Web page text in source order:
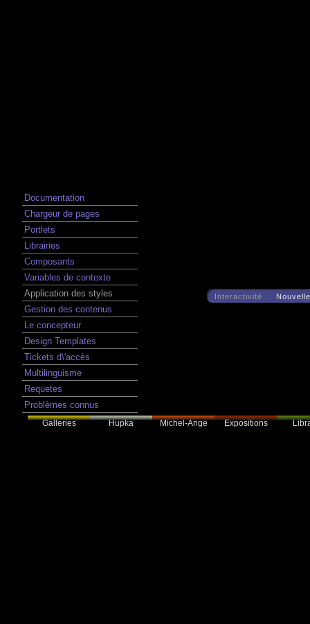
Documentation
Chargeur de pages
Portlets
Librairies
Composants
Variables de contexte
Application des styles
Gestion des contenus
Le concepteur
Design Templates
Tickets d\'accès
Multilinguisme
Requetes
Problèmes connus
Interactivité :
Galleries Hupka Michel-Ange Expositions